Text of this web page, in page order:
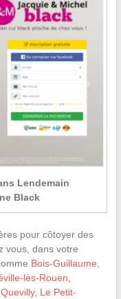
Lendemain
Black
pour côtoyer des
vous, dans votre
Bois-Guillaume
lès-Rouen
, Le Petit-